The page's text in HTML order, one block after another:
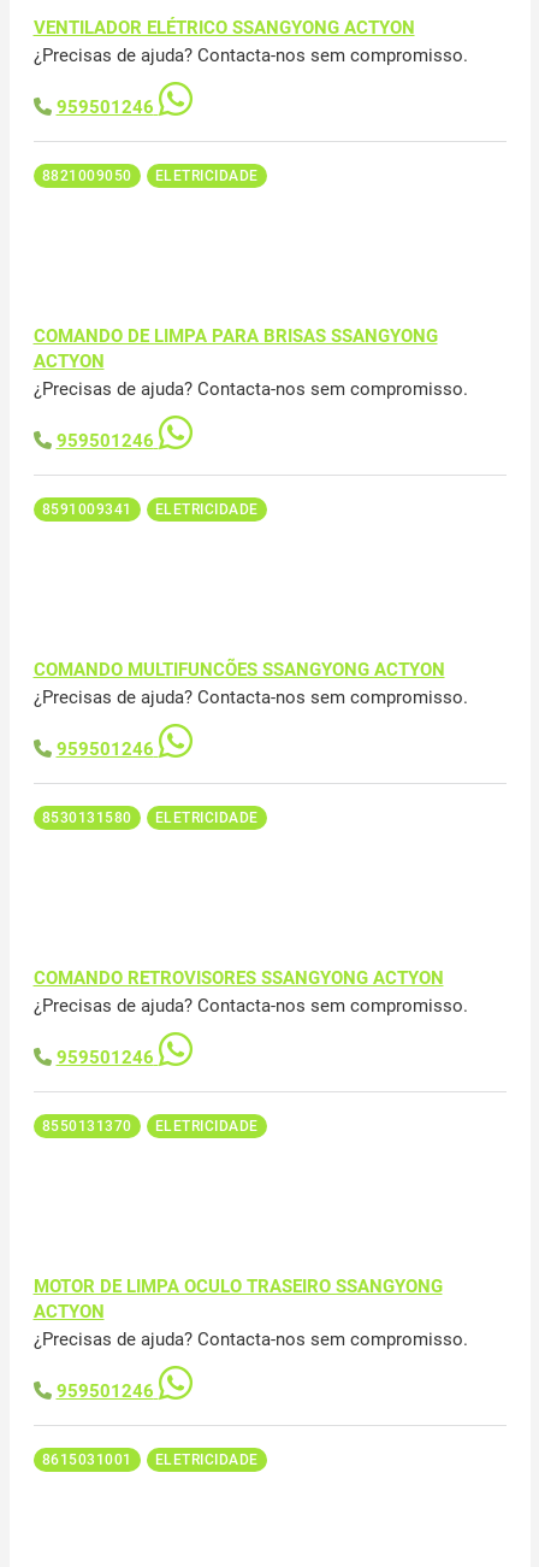
VENTILADOR ELÉTRICO SSANGYONG ACTYON
¿Precisas de ajuda? Contacta-nos sem compromisso.
959501246
8821009050 ELETRICIDADE
COMANDO DE LIMPA PARA BRISAS SSANGYONG
ACTYON
¿Precisas de ajuda? Contacta-nos sem compromisso.
959501246
8591009341 ELETRICIDADE
COMANDO MULTIFUNCÕES SSANGYONG ACTYON
¿Precisas de ajuda? Contacta-nos sem compromisso.
959501246
8530131580 ELETRICIDADE
COMANDO RETROVISORES SSANGYONG ACTYON
¿Precisas de ajuda? Contacta-nos sem compromisso.
959501246
8550131370 ELETRICIDADE
MOTOR DE LIMPA OCULO TRASEIRO SSANGYONG
ACTYON
¿Precisas de ajuda? Contacta-nos sem compromisso.
959501246
8615031001 ELETRICIDADE